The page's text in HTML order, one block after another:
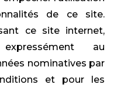
de ce site.
ce site internet,
au
nominatives par
et pour les